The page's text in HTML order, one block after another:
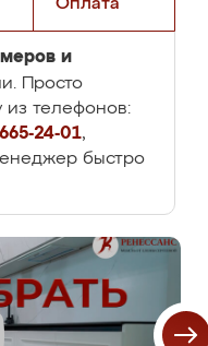
Оплата
и
Просто
из телефонов:
24-01,
быстро